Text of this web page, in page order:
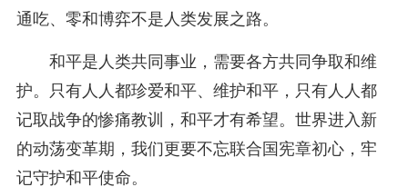
通吃、零和博弈不是人类发展之路。
和平是人类共同事业，需要各方共同争取和维
护。只有人人都珍爱和平、维护和平，只有人人都
记取战争的惨痛教训，和平才有希望。世界进入新
的动荡变革期，我们更要不忘联合国宪章初心，牢
记守护和平使命。